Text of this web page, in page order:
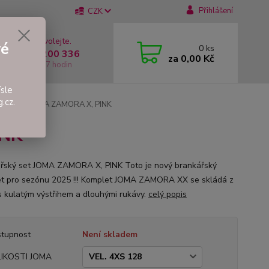
CZK Přihlášení
si rady? Zavolejte.
737 200 336
Pátek: 8 - 17 hodin
0 ks
za 0,00 Kč
set JOMA ZAMORA X, PINK
set JOMA ZAMORA X, PINK Toto je nový brankářský
pro sezónu 2025 !!! Komplet JOMA ZAMORA XX se skládá z
kulatým výstřihem a dlouhými rukávy. celý popis
Není skladem
JOMA